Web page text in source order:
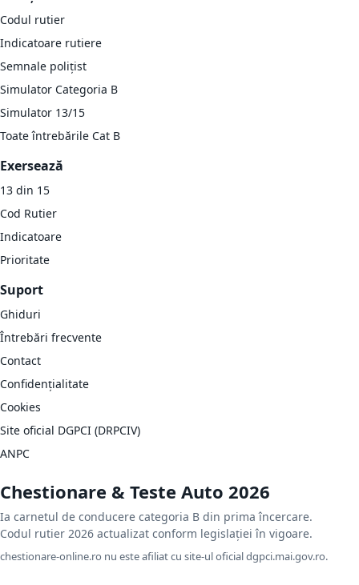
Codul rutier
Indicatoare rutiere
Semnale polițist
Simulator Categoria B
Simulator 13/15
Toate întrebările Cat B
Exersează
13 din 15
Cod Rutier
Indicatoare
Prioritate
Suport
Ghiduri
Întrebări frecvente
Contact
Confidențialitate
Cookies
Site oficial DGPCI (DRPCIV)
ANPC
Chestionare & Teste Auto 2026
Ia carnetul de conducere categoria B din prima încercare.
Codul rutier 2026 actualizat conform legislației în vigoare.
chestionare-online.ro nu este afiliat cu site-ul oficial dgpci.mai.gov.ro.